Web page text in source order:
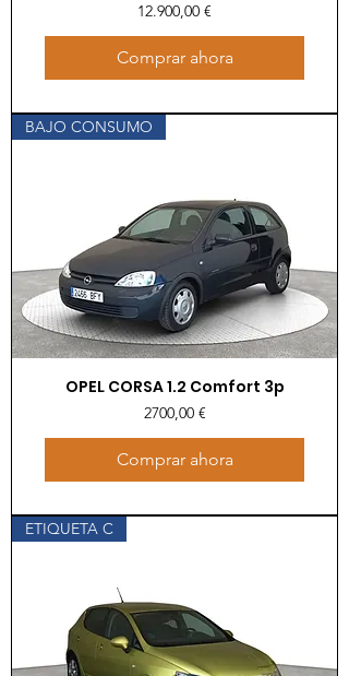
Precio
12.900,00 €
Comprar ahora
BAJO CONSUMO
OPEL CORSA 1.2 Comfort 3p
Precio
2700,00 €
Comprar ahora
ETIQUETA C